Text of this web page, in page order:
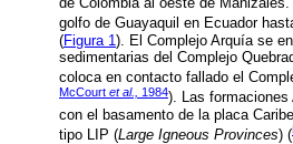
golfo de Guayaquil en Ecuador
(Figura 1 ). El Complejo Arquía se
sedimentarias del Complejo
coloca en contacto fallado el
McCourt et al., 1984). Las
con el basamento de la placa
tipo LIP (Large Igneous Provinces) (